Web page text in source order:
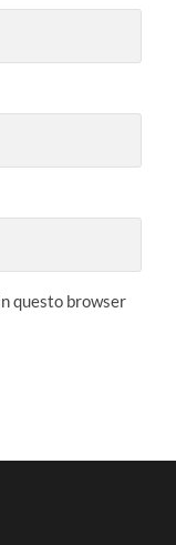
questo browser